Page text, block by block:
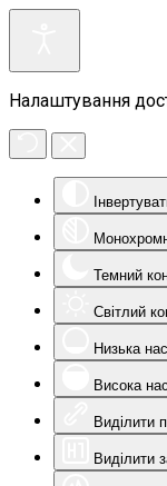
Налаштування
Темний
Світлий
Низька
Висока
Виділити
Виділити